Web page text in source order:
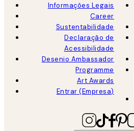
Informações Legais
Career
Sustentabilidade
Declaração de
Acessibilidade
Desenio Ambassador
Programme
Art Awards
Entrar (Empresa)